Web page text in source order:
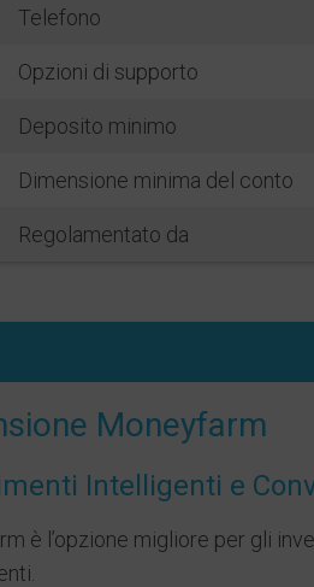
Telefono
Opzioni di supporto
Deposito minimo
Dimensione minima del conto
Regolamentato da
Moneyfarm
Intelligenti e
è l’opzione migliore per gli